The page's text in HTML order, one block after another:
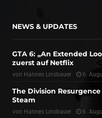
NEWS & UPDATES
GTA 6: „An Extended
zuerst auf Netflix
von Hannes Linsbauer 6.
The Division
Steam
von Hannes Linsbauer 6.